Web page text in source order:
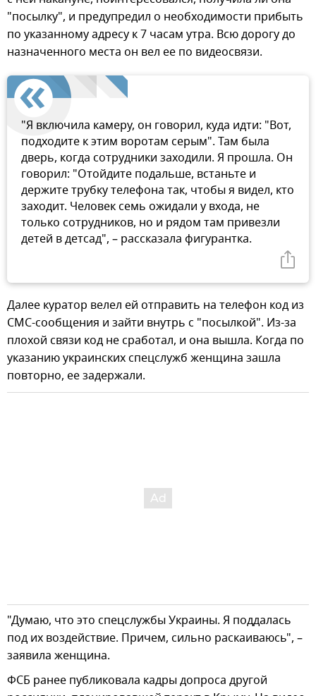
"посылку", и предупредил о необходимости прибыть
по указанному адресу к 7 часам утра. Всю дорогу до
назначенного места он вел ее по видеосвязи.
"Я включила камеру, он говорил, куда идти: "Вот,
подходите к этим воротам серым". Там была
дверь, когда сотрудники заходили. Я прошла. Он
говорил: "Отойдите подальше, встаньте и
держите трубку телефона так, чтобы я видел, кто
заходит. Человек семь ожидали у входа, не
только сотрудников, но и рядом там привезли
детей в детсад", – рассказала фигурантка.
Далее куратор велел ей отправить на телефон код из
СМС-сообщения и зайти внутрь с "посылкой". Из-за
плохой связи код не сработал, и она вышла. Когда по
указанию украинских спецслужб женщина зашла
повторно, ее задержали.
"Думаю, что это спецслужбы Украины. Я поддалась
под их воздействие. Причем, сильно раскаиваюсь", –
заявила женщина.
ФСБ ранее публиковала кадры допроса другой